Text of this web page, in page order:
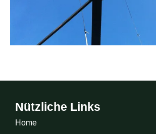
Nützliche Links
Home